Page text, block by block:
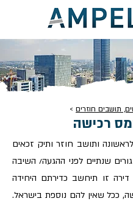
תושבים חוזרים >
רכישה
ותושב חוזר ותיק זכאים
שנתיים לפני ההגעה/ השיבה
דירה זו תיחשב כדירתם היחידה
ככל שאין להם נוספת בישראל.